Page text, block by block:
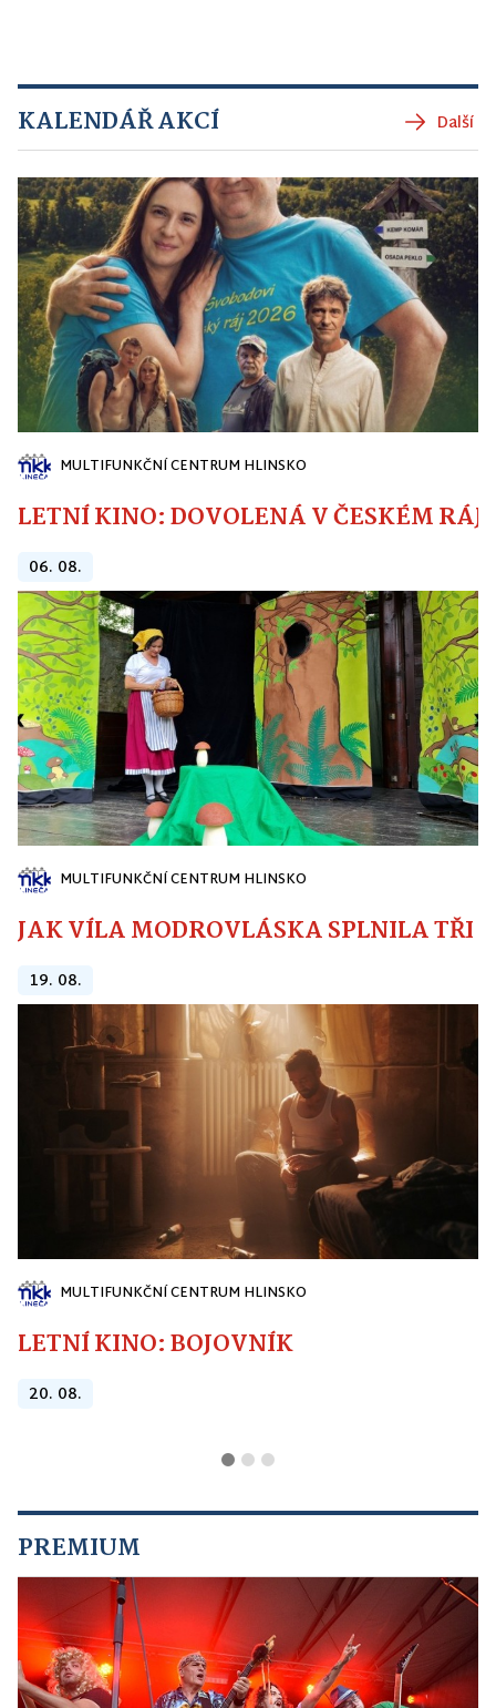
KALENDÁŘ AKCÍ Další
MULTIFUNKČNÍ CENTRUM HLINSKO
LETNÍ KINO: DOVOLENÁ V ČESKÉM RÁJI
06. 08.
MULTIFUNKČNÍ CENTRUM HLINSKO
JAK VÍLA MODROVLÁSKA SPLNILA
19. 08.
MULTIFUNKČNÍ CENTRUM HLINSKO
LETNÍ KINO: BOJOVNÍK
20. 08.
PREMIUM